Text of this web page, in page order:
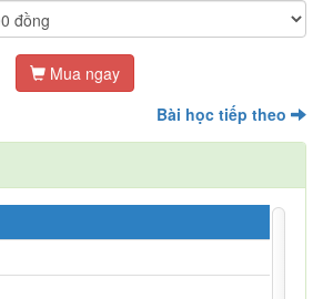
Mua ngay
Bài học tiếp theo